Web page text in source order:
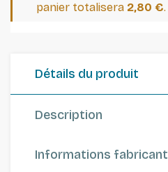
panier totalisera 2,80 €.
Détails du produit
Description
Informations fabricant